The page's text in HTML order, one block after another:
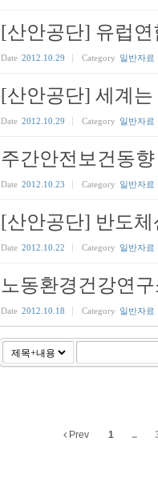
[산안공단] 유럽
Date 2012.10.29 Category 일반자료
[산안공단] 세계
Date 2012.10.29 Category 일반자료
주간안전보건동향
Date 2012.10.23 Category 일반자료
[산안공단] 반도
Date 2012.10.22 Category 일반자료
노동환경건강연
Date 2012.10.18 Category 일반자료
Prev 1 ...